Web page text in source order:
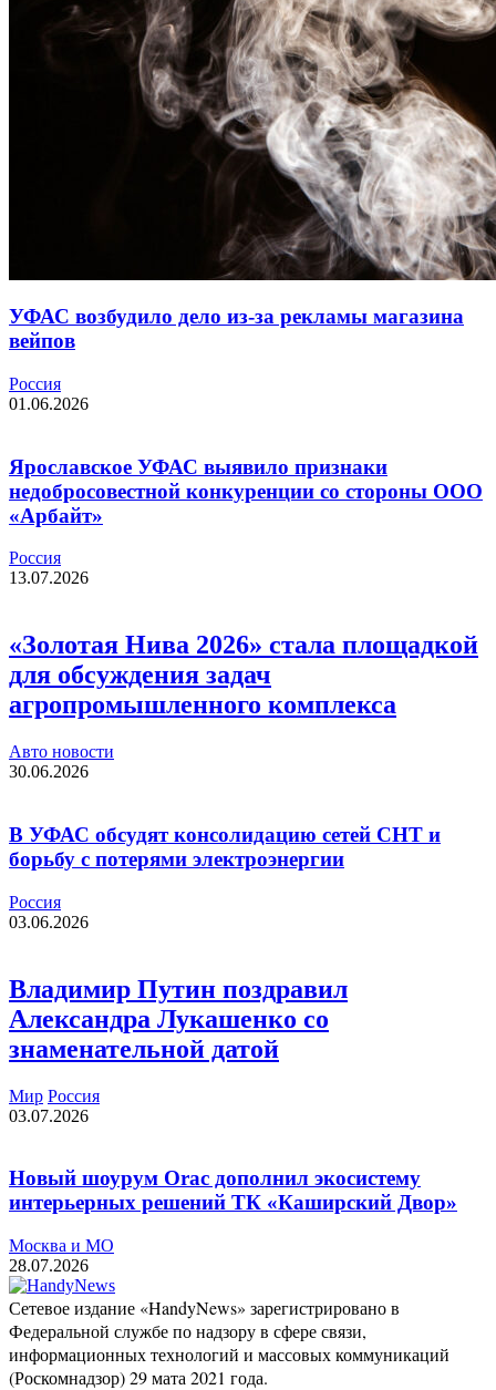
УФАС возбудило дело из-за рекламы магазина
вейпов
Россия
01.06.2026
Ярославское УФАС выявило признаки
недобросовестной конкуренции со стороны ООО
«Арбайт»
Россия
13.07.2026
«Золотая Нива 2026» стала площадкой
для обсуждения задач
агропромышленного комплекса
Авто новости
30.06.2026
В УФАС обсудят консолидацию сетей СНТ и
борьбу с потерями электроэнергии
Россия
03.06.2026
Владимир Путин поздравил
Александра Лукашенко со
знаменательной датой
Мир Россия
03.07.2026
Новый шоурум Orac дополнил экосистему
интерьерных решений ТК «Каширский Двор»
Москва и МО
28.07.2026
Сетевое издание «HandyNews» зарегистрировано в
Федеральной службе по надзору в сфере связи,
информационных технологий и массовых коммуникаций
(Роскомнадзор) 29 мата 2021 года.